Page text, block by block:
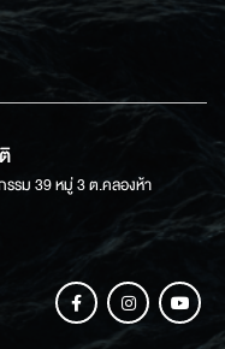
รม 39 หมู่ 3 ต.คลองห้า